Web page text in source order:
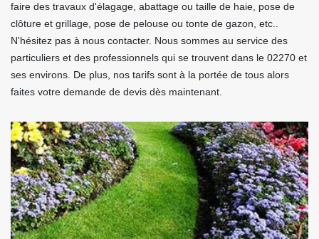
faire des travaux d'élagage, abattage ou taille de haie, pose de
clôture et grillage, pose de pelouse ou tonte de gazon, etc..
N'hésitez pas à nous contacter. Nous sommes au service des
particuliers et des professionnels qui se trouvent dans le 02270 et
ses environs. De plus, nos tarifs sont à la portée de tous alors
faites votre demande de devis dès maintenant.